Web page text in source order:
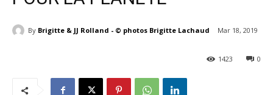
By Brigitte & JJ Rolland - © photos Brigitte Lachaud Mar 18, 2019
0
1423